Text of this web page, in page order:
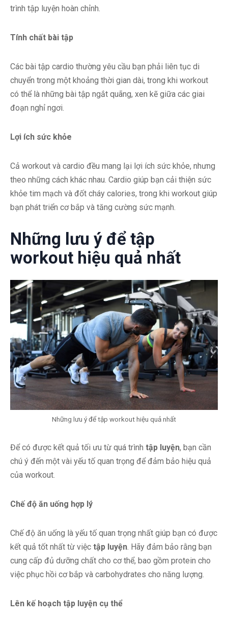
trình tập luyện hoàn chỉnh.
Tính chất bài tập
Các bài tập cardio thường yêu cầu bạn phải liên tục di
chuyển trong một khoảng thời gian dài, trong khi workout
có thể là những bài tập ngắt quãng, xen kẽ giữa các giai
đoạn nghỉ ngơi.
Lợi ích sức khỏe
Cả workout và cardio đều mang lại lợi ích sức khỏe, nhưng
theo những cách khác nhau. Cardio giúp bạn cải thiện sức
khỏe tim mạch và đốt cháy calories, trong khi workout giúp
bạn phát triển cơ bắp và tăng cường sức mạnh.
Những lưu ý để tập
workout hiệu quả nhất
Những lưu ý để tập workout hiệu quả nhất
Để có được kết quả tối ưu từ quá trình tập luyện, bạn cần
chú ý đến một vài yếu tố quan trọng để đảm bảo hiệu quả
của workout.
Chế độ ăn uống hợp lý
Chế độ ăn uống là yếu tố quan trọng nhất giúp bạn có được
kết quả tốt nhất từ việc tập luyện . Hãy đảm bảo rằng bạn
cung cấp đủ dưỡng chất cho cơ thể, bao gồm protein cho
việc phục hồi cơ bắp và carbohydrates cho năng lượng.
Lên kế hoạch tập luyện cụ thể